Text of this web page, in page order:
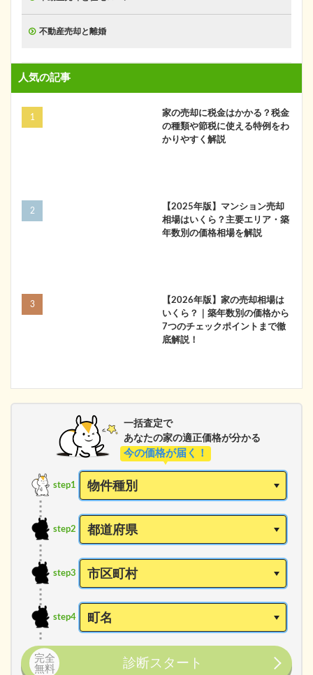
不動産売却と離婚
人気の記事
家の売却に税金はかかる？税金
の種類や節税に使える特例をわ
かりやすく解説
【2025年版】マンション売却
相場はいくら？主要エリア・築
年数別の価格相場を解説
【2026年版】家の売却相場は
いくら？｜築年数別の価格から
7つのチェックポイントまで徹
底解説！
一括査定で
あなたの家の適正価格が分かる
今の価格が届く！
step1
step2
step3
step4
完全
無料
診断スタート